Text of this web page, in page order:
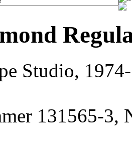
Studio,
131565-3,